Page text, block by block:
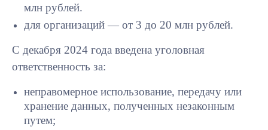
млн рублей.
для организаций — от 3 до 20 млн рублей.
С декабря 2024 года введена уголовная
ответственность за:
неправомерное использование, передачу или
хранение данных, полученных незаконным
путем;